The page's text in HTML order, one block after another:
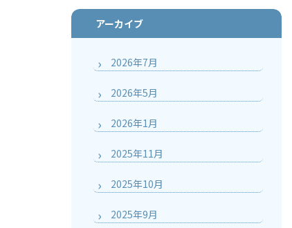
アーカイブ
2026年7月
2026年5月
2026年1月
2025年11月
2025年10月
2025年9月